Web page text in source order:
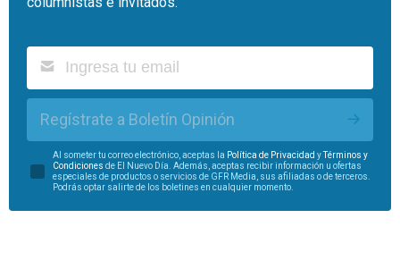
Regístrate a Boletín Opinión
Al someter tu correo electrónico, aceptas la Política de Privacidad yTérminos y
Condiciones de El Nuevo Día. Además, aceptas recibir información u ofertas
especiales de productos o servicios de GFR Media, sus afiliadas o de terceros.
Podrás optar salirte de los boletines en cualquier momento.